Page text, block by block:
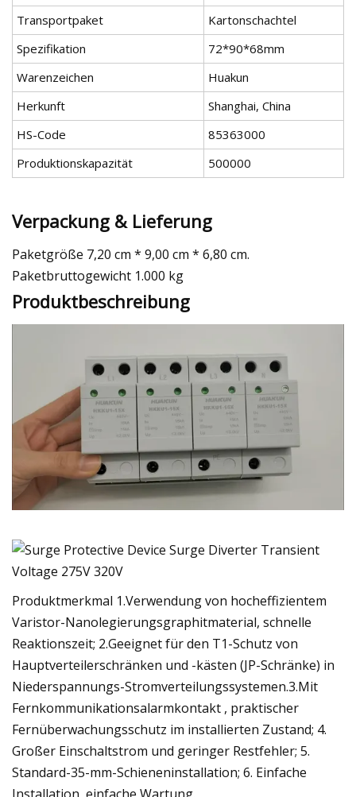
Transportpaket
Kartonschachtel
Spezifikation
72*90*68mm
Warenzeichen
Huakun
Herkunft
Shanghai, China
HS-Code
85363000
Produktionskapazität
500000
Verpackung & Lieferung
Paketgröße 7,20 cm * 9,00 cm * 6,80 cm.
Paketbruttogewicht 1.000 kg
Produktbeschreibung
Produktmerkmal 1.Verwendung von hocheffizientem
Varistor-Nanolegierungsgraphitmaterial, schnelle
Reaktionszeit; 2.Geeignet für den T1-Schutz von
Hauptverteilerschränken und -kästen (JP-Schränke) in
Niederspannungs-Stromverteilungssystemen.3.Mit
Fernkommunikationsalarmkontakt , praktischer
Fernüberwachungsschutz im installierten Zustand; 4.
Großer Einschaltstrom und geringer Restfehler; 5.
Standard-35-mm-Schieneninstallation; 6. Einfache